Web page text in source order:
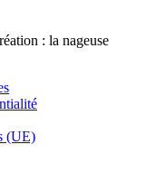
: la nageuse
(UE)